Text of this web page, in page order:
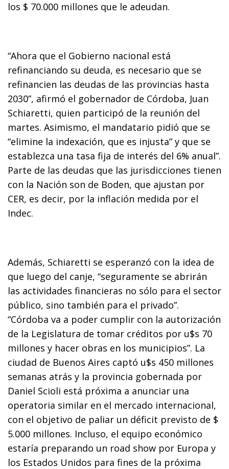
los $ 70.000 millones que le adeudan.
“Ahora que el Gobierno nacional está
refinanciando su deuda, es necesario que se
refinancien las deudas de las provincias hasta
2030”, afirmó el gobernador de Córdoba, Juan
Schiaretti, quien participó de la reunión del
martes. Asimismo, el mandatario pidió que se
“elimine la indexación, que es injusta” y que se
establezca una tasa fija de interés del 6% anual”.
Parte de las deudas que las jurisdicciones tienen
con la Nación son de Boden, que ajustan por
CER, es decir, por la inflación medida por el
Indec.
Además, Schiaretti se esperanzó con la idea de
que luego del canje, “seguramente se abrirán
las actividades financieras no sólo para el sector
público, sino también para el privado”.
“Córdoba va a poder cumplir con la autorización
de la Legislatura de tomar créditos por u$s 70
millones y hacer obras en los municipios”. La
ciudad de Buenos Aires captó u$s 450 millones
semanas atrás y la provincia gobernada por
Daniel Scioli está próxima a anunciar una
operatoria similar en el mercado internacional,
con el objetivo de paliar un déficit previsto de $
5.000 millones. Incluso, el equipo económico
estaría preparando un road show por Europa y
los Estados Unidos para fines de la próxima